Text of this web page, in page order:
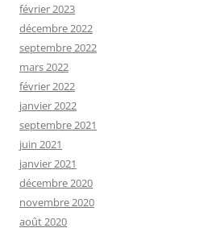
février 2023
décembre 2022
septembre 2022
mars 2022
février 2022
janvier 2022
septembre 2021
juin 2021
janvier 2021
décembre 2020
novembre 2020
août 2020